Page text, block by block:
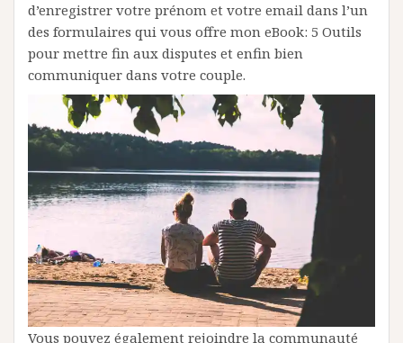
d’enregistrer votre prénom et votre email dans l’un
des formulaires qui vous offre mon eBook: 5 Outils
pour mettre fin aux disputes et enfin bien
communiquer dans votre couple.
Vous pouvez également rejoindre la communauté